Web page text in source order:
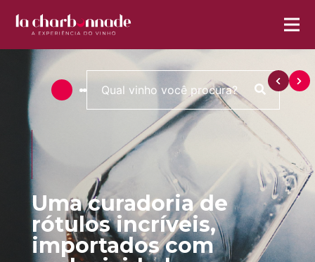
Uma curadoria de
rótulos incríveis,
importados com